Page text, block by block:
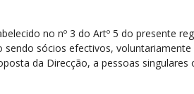
no nº 3 do Artº 5 do presente
sócios efectivos,
da Direcção, a pessoas